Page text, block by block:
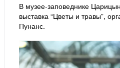
В музее-заповеднике
выставка “Цветы и травы”,
Пунанс.